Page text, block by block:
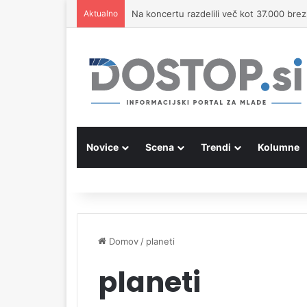
Aktualno Na koncertu razdelili več kot 37.000
Novice Scena Trendi Kolumne
Domov / planeti
planeti